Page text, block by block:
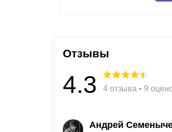
Отзывы
4.3 4 отзыва • 9
Андрей